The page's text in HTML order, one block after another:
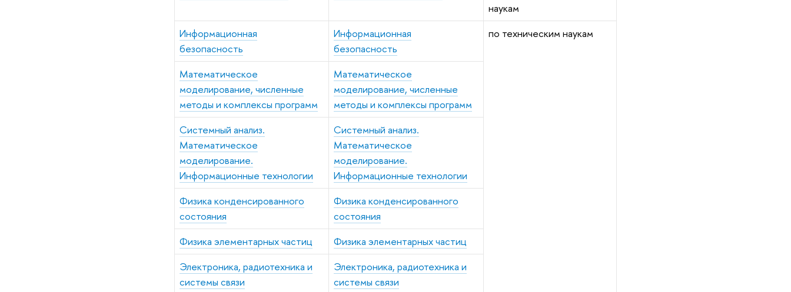
наукам
Информационная
безопасность
Информационная
безопасность
по техническим наукам
Математическое
моделирование, численные
методы и комплексы программ
Математическое
моделирование, численные
методы и комплексы программ
Системный анализ.
Математическое
моделирование.
Информационные технологии
Системный анализ.
Математическое
моделирование.
Информационные технологии
Физика конденсированного
состояния
Физика конденсированного
состояния
Физика элементарных частиц
Физика элементарных частиц
Электроника, радиотехника и
системы связи
Электроника, радиотехника и
системы связи